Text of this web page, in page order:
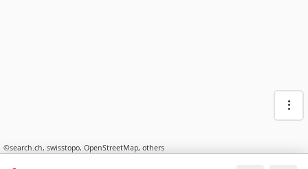
©search.ch, swisstopo, OpenStreetMap, others